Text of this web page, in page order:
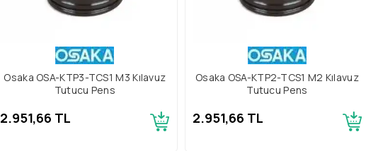
Osaka OSA-KTP3-TCS1 M3 Kılavuz
Tutucu Pens
2.951,66 TL
Osaka OSA-KTP2-TCS1 M2 Kılavuz
Tutucu Pens
2.951,66 TL